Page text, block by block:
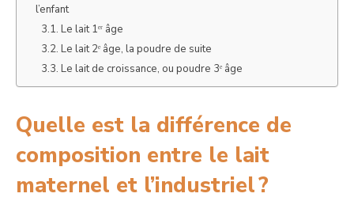
l’enfant
Le lait 1ᵉʳ âge
Le lait 2ᵉ âge, la poudre de suite
Le lait de croissance, ou poudre 3ᵉ âge
Quelle est la différence de
composition entre le lait
maternel et l’industriel ?